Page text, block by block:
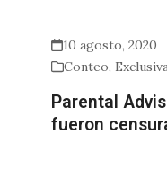
10 agosto, 2020
Conteo,
Parental
fueron